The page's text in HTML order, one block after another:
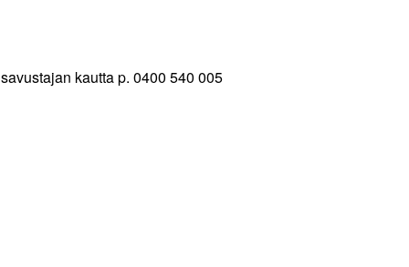
kautta p. 0400 540 005